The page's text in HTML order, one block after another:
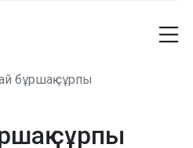
бұршақ сұрпы
сұрпы